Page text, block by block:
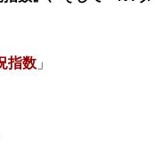
指数 」